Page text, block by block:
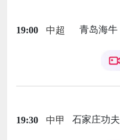
19:00 中超 青岛海牛
19:30 中甲 石家庄功夫